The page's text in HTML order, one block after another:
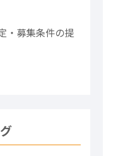
・募集条件の提